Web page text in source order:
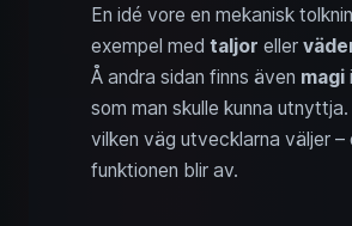
En idé vore en mekanisk
exempel med taljor eller
Å andra sidan finns även magi
som man skulle kunna
vilken väg utvecklarna väljer –
funktionen blir av.